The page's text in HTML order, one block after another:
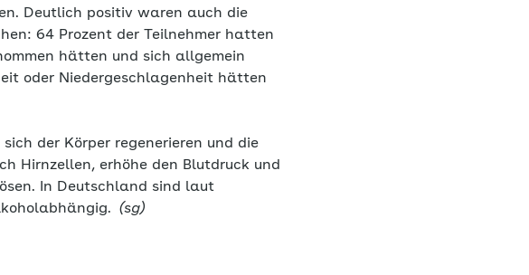
Deutlich positiv waren auch die
64 Prozent der Teilnehmer hatten
hätten und sich allgemein
oder Niedergeschlagenheit hätten
der Körper regenerieren und die
Hirnzellen, erhöhe den Blutdruck und
In Deutschland sind laut
(sg)